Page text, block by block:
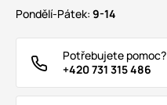
Pondělí-Pátek: 9-14
Potřebujete pomoc?
+420 731 315 486